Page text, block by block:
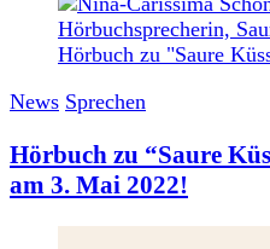
News Sprechen
Hörbuch zu “Saure
am 3. Mai 2022!